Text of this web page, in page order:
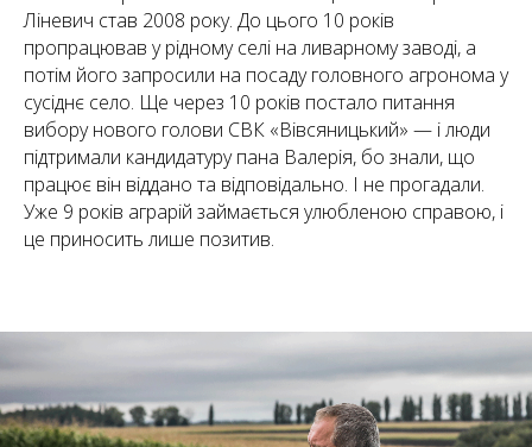
Ліневич став 2008 року. До цього 10 років
пропрацював у рідному селі на ливарному заводі, а
потім його запросили на посаду головного агронома у
сусіднє село. Ще через 10 років постало питання
вибору нового голови СВК «Вівсяницький» — і люди
підтримали кандидатуру пана Валерія, бо знали, що
працює він віддано та відповідально. І не прогадали.
Уже 9 років аграрій займається улюбленою справою, і
це приносить лише позитив.